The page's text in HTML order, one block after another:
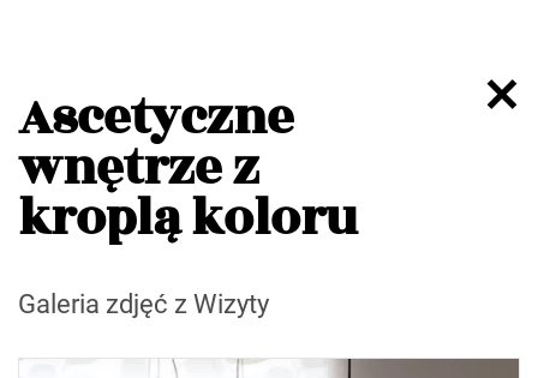
Ascetyczne
wnętrze z
kroplą koloru
Galeria zdjęć z Wizyty